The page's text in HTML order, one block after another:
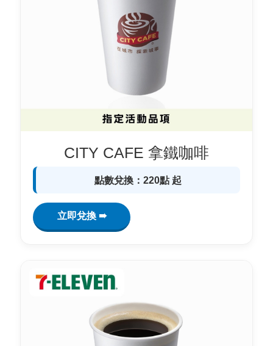
CITY CAFE 拿鐵咖啡
點數兌換：220點 起
立即兌換 ➠